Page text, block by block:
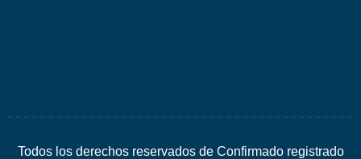
Todos los derechos reservados de Confirmado registrado